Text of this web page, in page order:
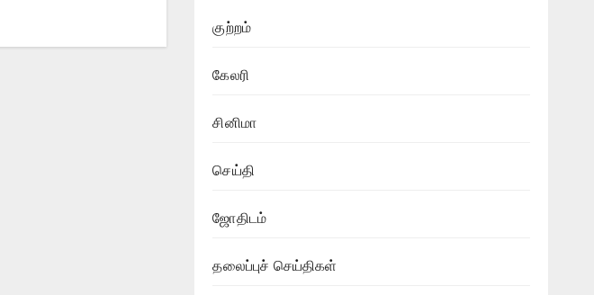
குற்றம்
கேலரி
சினிமா
செய்தி
ஜோதிடம்
தலைப்புச் செய்திகள்